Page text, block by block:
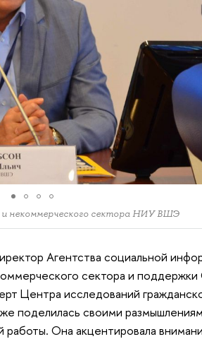
некоммерческого сектора НИУ ВШЭ
Агентства социальной
сектора и
Центра исследований
поделилась своими
Она акцентировала